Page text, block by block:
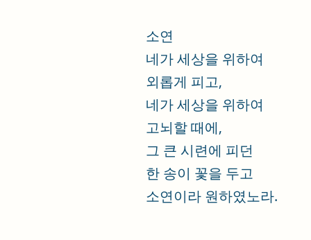
소연
네가 세상을 위하여
외롭게 피고,
네가 세상을 위하여
고뇌할 때에,
그 큰 시련에 피던
한 송이 꽃을 두고
소연이라 원하였노라.